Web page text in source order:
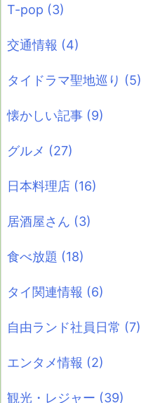
T-pop (3)
交通情報 (4)
タイドラマ聖地巡り (5)
懐かしい記事 (9)
グルメ (27)
日本料理店 (16)
居酒屋さん (3)
食べ放題 (18)
タイ関連情報 (6)
自由ランド社員日常 (7)
エンタメ情報 (2)
観光・レジャー (39)